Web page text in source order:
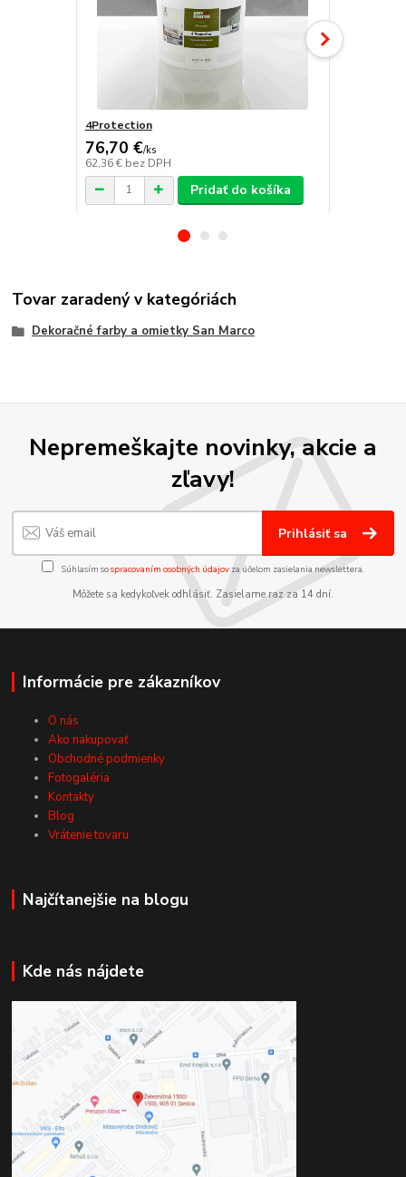
4Protection
76,70 €/ks
62,36 € bez DPH
Pridať do košíka
Tovar zaradený v kategóriách
Dekoračné farby a omietky San Marco
Nepremeškajte novinky, akcie a
zľavy!
Prihlásiť sa
Súhlasím sospracovaním osobných údajov za účelom zasielania newslettera.
Môžete sa kedykoľvek odhlásiť. Zasielame raz za 14 dní.
Informácie pre zákazníkov
O nás
Ako nakupovať
Obchodné podmienky
Fotogaléria
Kontakty
Blog
Vrátenie tovaru
Najčítanejšie na blogu
Kde nás nájdete